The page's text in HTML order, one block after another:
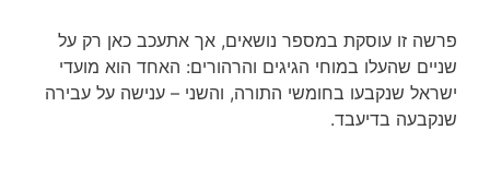
פרשה זו עוסקת במספר נושאים, אך אתעכב כאן רק על
שניים שהעלו במוחי הגיגים והרהורים: האחד הוא מועדי
ישראל שנקבעו בחומשי התורה, והשני – ענישה על עבירה
שנקבעה בדיעבד.